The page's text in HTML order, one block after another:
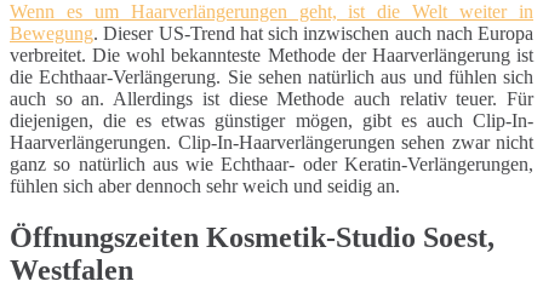
Wenn es um Haarverlängerungen geht, ist die Welt weiter in
Bewegung. Dieser US-Trend hat sich inzwischen auch nach Europa
verbreitet. Die wohl bekannteste Methode der Haarverlängerung ist
die Echthaar-Verlängerung. Sie sehen natürlich aus und fühlen sich
auch so an. Allerdings ist diese Methode auch relativ teuer. Für
diejenigen, die es etwas günstiger mögen, gibt es auch Clip-In-
Haarverlängerungen. Clip-In-Haarverlängerungen sehen zwar nicht
ganz so natürlich aus wie Echthaar- oder Keratin-Verlängerungen,
fühlen sich aber dennoch sehr weich und seidig an.
Öffnungszeiten Kosmetik-Studio Soest,
Westfalen